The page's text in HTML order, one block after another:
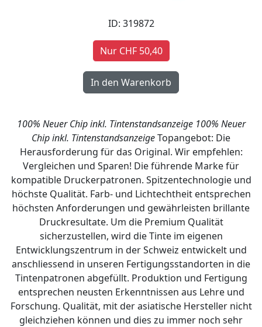
ID: 319872
Nur CHF 50,40
100% Neuer Chip inkl. Tintenstandsanzeige 100% Neuer
Chip inkl. TintenstandsanzeigeTopangebot: Die
Herausforderung für das Original. Wir empfehlen:
Vergleichen und Sparen! Die führende Marke für
kompatible Druckerpatronen. Spitzentechnologie und
höchste Qualität. Farb- und Lichtechtheit entsprechen
höchsten Anforderungen und gewährleisten brillante
Druckresultate. Um die Premium Qualität
sicherzustellen, wird die Tinte im eigenen
Entwicklungszentrum in der Schweiz entwickelt und
anschliessend in unseren Fertigungsstandorten in die
Tintenpatronen abgefüllt. Produktion und Fertigung
entsprechen neusten Erkenntnissen aus Lehre und
Forschung. Qualität, mit der asiatische Hersteller nicht
gleichziehen können und dies zu immer noch sehr